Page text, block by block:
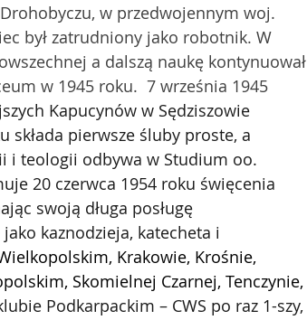
Drohobyczu, w przedwojennym woj.
był zatrudniony jako robotnik. W
a dalszą naukę kontynuował
w 1945 roku.  7 września 1945
Kapucynów w Sędziszowie
składa pierwsze śluby proste, a
i teologii odbywa w Studium oo.
20 czerwca 1954 roku święcenia
swoją długa posługę
kaznodzieja, katecheta i
Krakowie, Krośnie,
Skomielnej Czarnej, Tenczynie,
Podkarpackim – CWS po raz 1-szy,